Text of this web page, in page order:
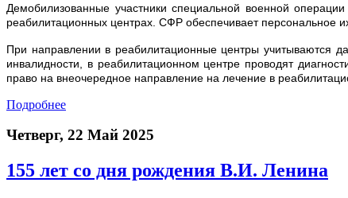
Демобилизованные участники специальной военной
реабилитационных центрах. СФР обеспечивает персональное
При направлении в реабилитационные центры учитываются
инвалидности, в реабилитационном центре проводят
право на внеочередное направление на лечение в
Подробнее
Четверг, 22 Май 2025
155 лет со дня рождения В.И. Ленина